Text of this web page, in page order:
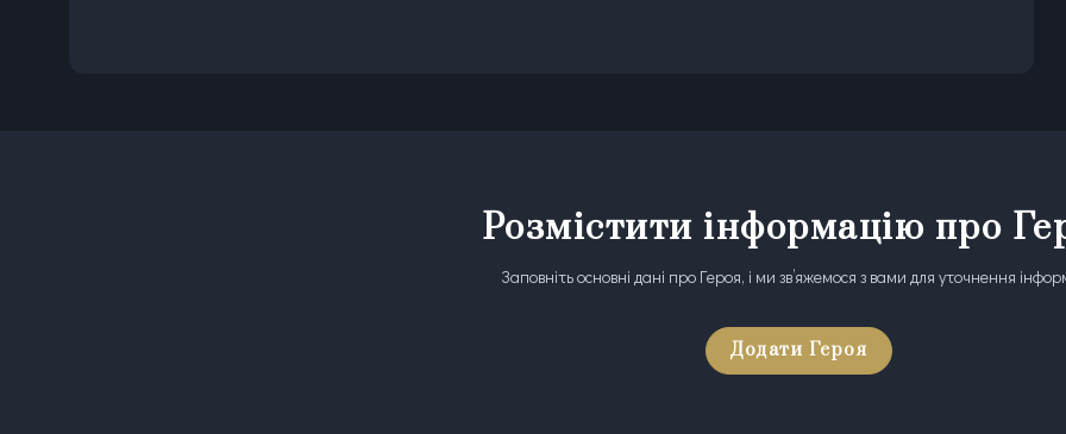
Розмістити інформацію про
Заповніть основні дані про Героя, і ми зв’яжемося з вами для уточнення
Додати Героя